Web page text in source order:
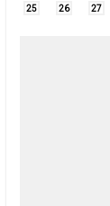
25 26 27